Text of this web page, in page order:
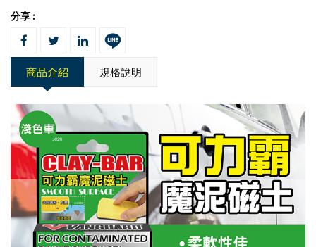
分享 :
商品介紹 規格說明